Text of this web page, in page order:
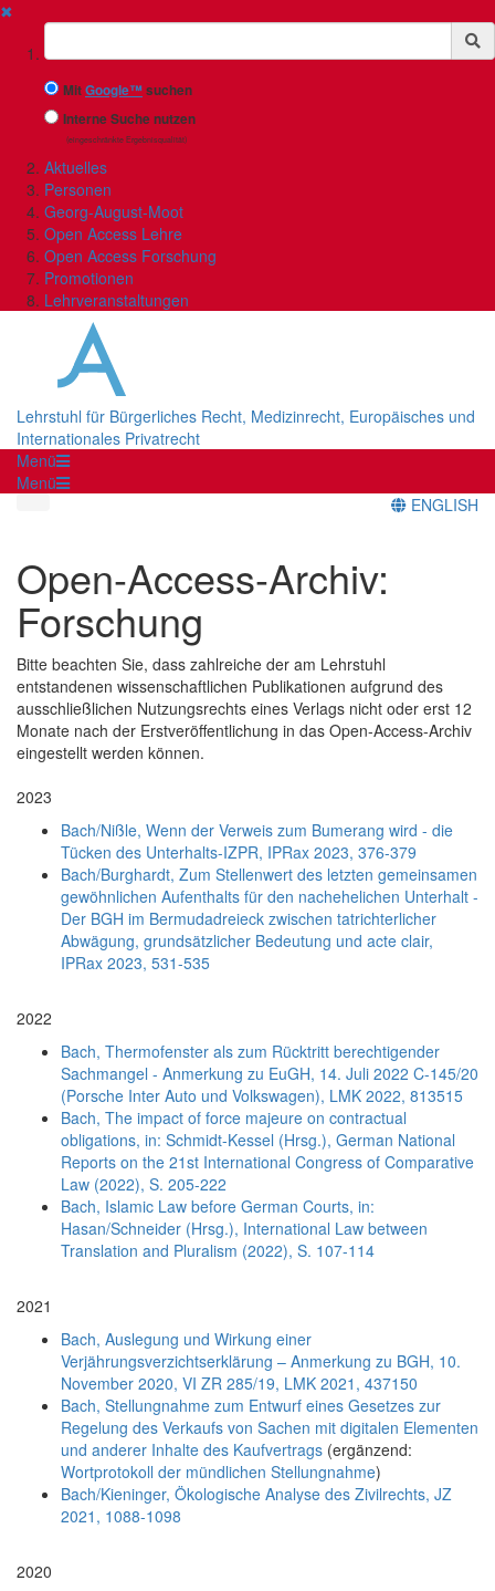
✖
Suchbegriff
MitGoogle™suchen
Interne Suche nutzen
(eingeschränkte Ergebnisqualität)
Aktuelles
Personen
Georg-August-Moot
Open Access Lehre
Open Access Forschung
Promotionen
Lehrveranstaltungen
Lehrstuhl für Bürgerliches Recht, Medizinrecht, Europäisches und
Internationales Privatrecht
Menü
Menü
ENGLISH
Open-Access-Archiv:
Forschung
Bitte beachten Sie, dass zahlreiche der am Lehrstuhl
entstandenen wissenschaftlichen Publikationen aufgrund des
ausschließlichen Nutzungsrechts eines Verlags nicht oder erst 12
Monate nach der Erstveröffentlichung in das Open-Access-Archiv
eingestellt werden können.
2023
Bach/Nißle, Wenn der Verweis zum Bumerang wird - die
Tücken des Unterhalts-IZPR, IPRax 2023, 376-379
Bach/Burghardt, Zum Stellenwert des letzten gemeinsamen
gewöhnlichen Aufenthalts für den nachehelichen Unterhalt -
Der BGH im Bermudadreieck zwischen tatrichterlicher
Abwägung, grundsätzlicher Bedeutung und acte clair,
IPRax 2023, 531-535
2022
Bach, Thermofenster als zum Rücktritt berechtigender
Sachmangel - Anmerkung zu EuGH, 14. Juli 2022 C-145/20
(Porsche Inter Auto und Volkswagen), LMK 2022, 813515
Bach, The impact of force majeure on contractual
obligations, in: Schmidt-Kessel (Hrsg.), German National
Reports on the 21st International Congress of Comparative
Law (2022), S. 205-222
Bach, Islamic Law before German Courts, in:
Hasan/Schneider (Hrsg.), International Law between
Translation and Pluralism (2022), S. 107-114
2021
Bach, Auslegung und Wirkung einer
Verjährungsverzichtserklärung – Anmerkung zu BGH, 10.
November 2020, VI ZR 285/19, LMK 2021, 437150
Bach, Stellungnahme zum Entwurf eines Gesetzes zur
Regelung des Verkaufs von Sachen mit digitalen Elementen
und anderer Inhalte des Kaufvertrags (ergänzend:
Wortprotokoll der mündlichen Stellungnahme)
Bach/Kieninger, Ökologische Analyse des Zivilrechts, JZ
2021, 1088-1098
2020